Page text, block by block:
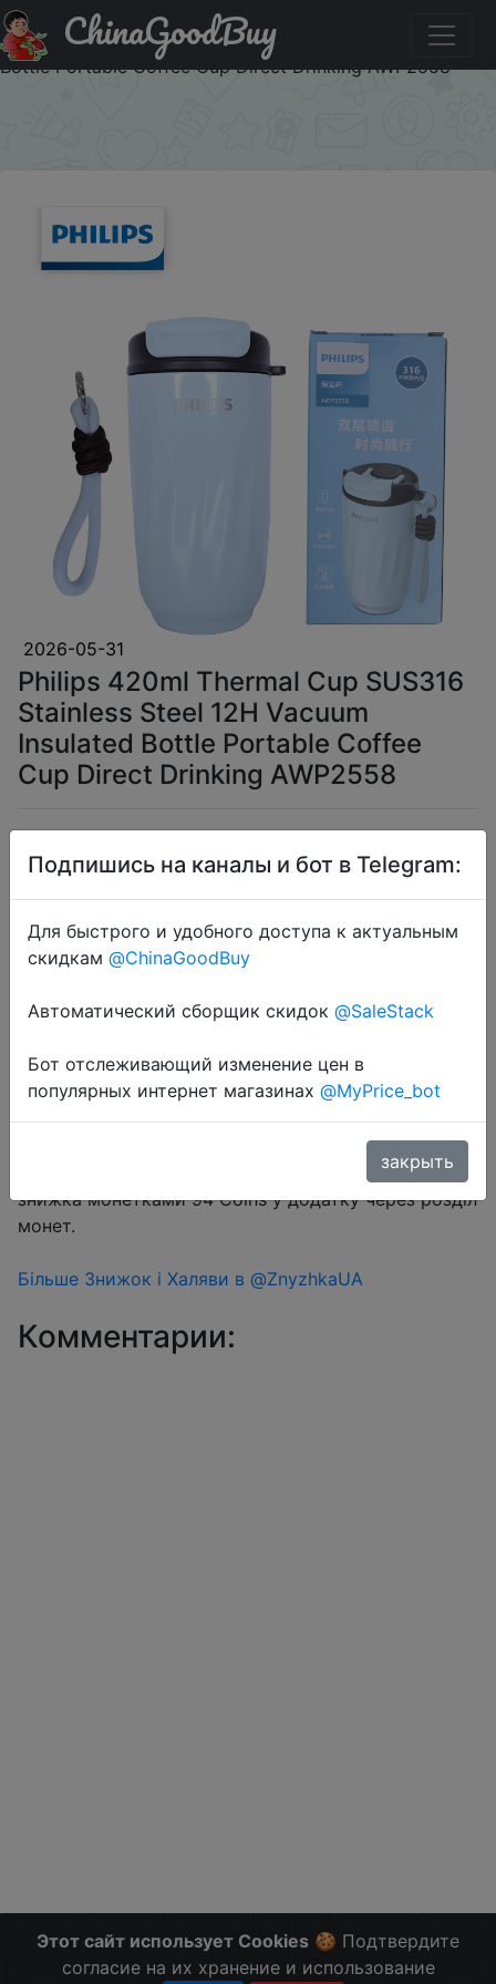
Купить с промокодом :ZA0SLFKTO7AG Philips 420ml
Thermal Cup SUS316 Stainless Steel 12H Vacuum Insulated
Bottle Portable Coffee Cup Direct Drinking AWP2558
ChinaGoodBuy
2026-05-31
Philips 420ml Thermal Cup SUS316
Stainless Steel 12H Vacuum
Insulated Bottle Portable Coffee
Cup Direct Drinking AWP2558
$21.64
Промокод: "ZA0SLFKTO7AG"
Перейти в магазин
Купон продавця $1 (промокод ZA0SLFKTO7AG) +
знижка монетками 94 Coins у додатку через розділ
монет.
Більше Знижок і Халяви в @ZnyzhkaUA
Комментарии:
Этот сайт использует Cookies 🍪 Подтвердите
согласие на их хранение и использование
Подпишись на каналы и бот в Telegram:
Для быстрого и удобного доступа к актуальным
скидкам @ChinaGoodBuy
Автоматический сборщик скидок @SaleStack
Бот отслеживающий изменение цен в
популярных интернет магазинах @MyPrice_bot
закрыть